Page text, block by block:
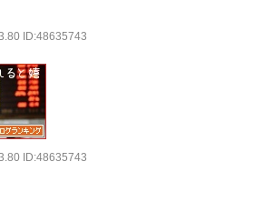
ID:48635743
ID:48635743